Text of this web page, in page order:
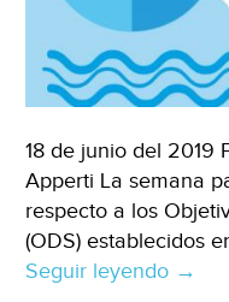
18 de junio del 2019
Apperti La semana
respecto a los
(ODS) establecidos
Seguir leyendo El
→